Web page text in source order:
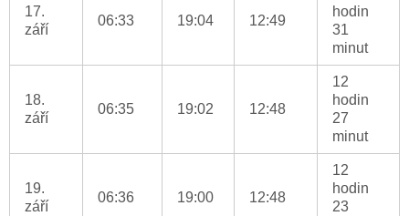
17.
září
06:33 19:04 12:49
hodin
31
minut
18.
září
06:35 19:02 12:48
12
hodin
27
minut
19.
září
06:36 19:00 12:48
12
hodin
23